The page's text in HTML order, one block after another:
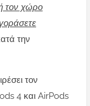
τον χώρο
την
τον
4 και AirPods